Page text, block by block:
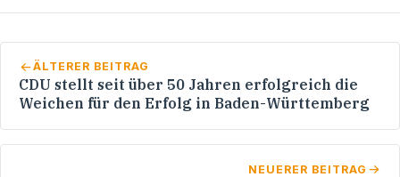
ÄLTERER BEITRAG
CDU stellt seit über 50 Jahren erfolgreich die
Weichen für den Erfolg in Baden-Württemberg
NEUERER BEITRAG